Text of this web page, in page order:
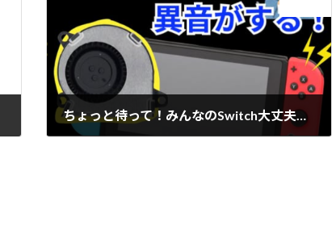
ちょっと待って！みんなのSwitch大丈夫！？